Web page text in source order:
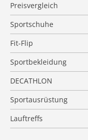
Preisvergleich
Sportschuhe
Fit-Flip
Sportbekleidung
DECATHLON
Sportausrüstung
Lauftreffs